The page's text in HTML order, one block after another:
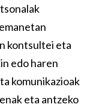
kontsultei eta
edo haren
komunikazioak
eta antzeko